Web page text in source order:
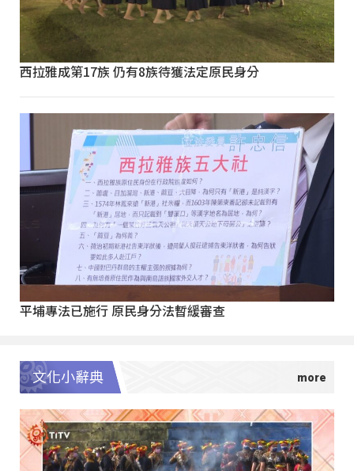
西拉雅成第17族 仍有8族待獲法定原民身分
平埔專法已施行 原民身分法暫緩審查
文化小辭典